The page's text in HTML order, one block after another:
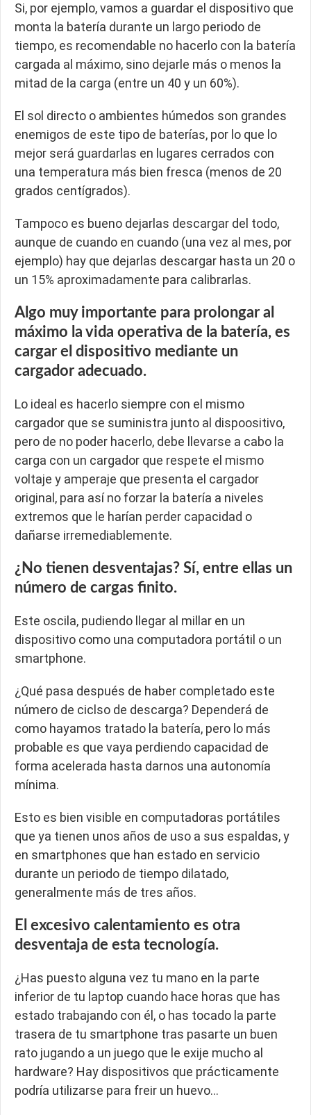
Si, por ejemplo, vamos a guardar el dispositivo que
monta la batería durante un largo periodo de
tiempo, es recomendable no hacerlo con la batería
cargada al máximo, sino dejarle más o menos la
mitad de la carga (entre un 40 y un 60%).
El sol directo o ambientes húmedos son grandes
enemigos de este tipo de baterías, por lo que lo
mejor será guardarlas en lugares cerrados con
una temperatura más bien fresca (menos de 20
grados centígrados).
Tampoco es bueno dejarlas descargar del todo,
aunque de cuando en cuando (una vez al mes, por
ejemplo) hay que dejarlas descargar hasta un 20 o
un 15% aproximadamente para calibrarlas.
Algo muy importante para prolongar al
máximo la vida operativa de la batería, es
cargar el dispositivo mediante un
cargador adecuado.
Lo ideal es hacerlo siempre con el mismo
cargador que se suministra junto al dispoositivo,
pero de no poder hacerlo, debe llevarse a cabo la
carga con un cargador que respete el mismo
voltaje y amperaje que presenta el cargador
original, para así no forzar la batería a niveles
extremos que le harían perder capacidad o
dañarse irremediablemente.
¿No tienen desventajas? Sí, entre ellas un
número de cargas finito.
Este oscila, pudiendo llegar al millar en un
dispositivo como una computadora portátil o un
smartphone.
¿Qué pasa después de haber completado este
número de ciclso de descarga? Dependerá de
como hayamos tratado la batería, pero lo más
probable es que vaya perdiendo capacidad de
forma acelerada hasta darnos una autonomía
mínima.
Esto es bien visible en computadoras portátiles
que ya tienen unos años de uso a sus espaldas, y
en smartphones que han estado en servicio
durante un periodo de tiempo dilatado,
generalmente más de tres años.
El excesivo calentamiento es otra
desventaja de esta tecnología.
¿Has puesto alguna vez tu mano en la parte
inferior de tu laptop cuando hace horas que has
estado trabajando con él, o has tocado la parte
trasera de tu smartphone tras pasarte un buen
rato jugando a un juego que le exije mucho al
hardware? Hay dispositivos que prácticamente
podría utilizarse para freir un huevo…